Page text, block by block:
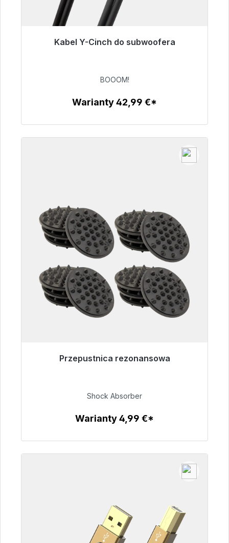
Kabel Y-Cinch do subwoofera
Gotowy do natychmiastowej wysyłki, czas
53,49 €
BOOOM!
Warianty 42,99 €*
Przepustnica rezonansowa
Gotowy do natychmiastowej wysyłki, czas
54,99 €
Shock Absorber
Warianty 4,99 €*